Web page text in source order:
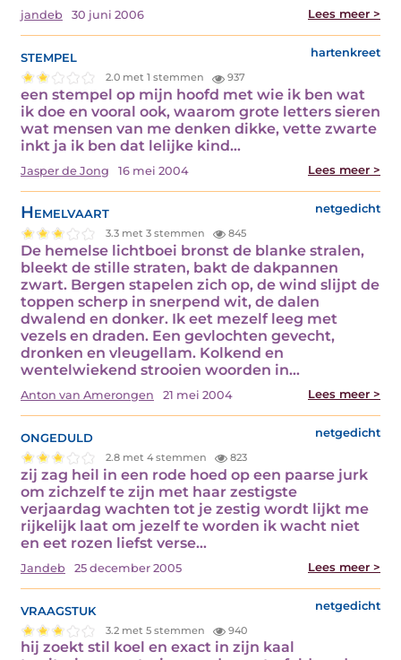
jandeb 30 juni 2006 Lees meer >
stempel hartenkreet
2.0 met 1 stemmen 937
een stempel op mijn hoofd met wie ik ben wat
ik doe en vooral ook, waarom grote letters sieren
wat mensen van me denken dikke, vette zwarte
inkt ja ik ben dat lelijke kind…
Jasper de Jong 16 mei 2004 Lees meer >
Hemelvaart netgedicht
3.3 met 3 stemmen 845
De hemelse lichtboei bronst de blanke stralen,
bleekt de stille straten, bakt de dakpannen
zwart. Bergen stapelen zich op, de wind slijpt de
toppen scherp in snerpend wit, de dalen
dwalend en donker. Ik eet mezelf leeg met
vezels en draden. Een gevlochten gevecht,
dronken en vleugellam. Kolkend en
wentelwiekend strooien woorden in…
Anton van Amerongen 21 mei 2004 Lees meer >
ongeduld netgedicht
2.8 met 4 stemmen 823
zij zag heil in een rode hoed op een paarse jurk
om zichzelf te zijn met haar zestigste
verjaardag wachten tot je zestig wordt lijkt me
rijkelijk laat om jezelf te worden ik wacht niet
en eet rozen liefst verse…
Jandeb 25 december 2005 Lees meer >
vraagstuk netgedicht
3.2 met 5 stemmen 940
hij zoekt stil koel en exact in zijn kaal